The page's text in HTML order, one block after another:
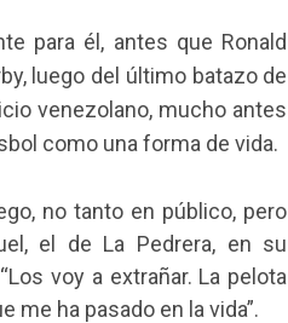
para él, antes que Ronald
luego del último batazo de
venezolano, mucho antes
como una forma de vida.
no tanto en público, pero
el de La Pedrera, en su
voy a extrañar. La pelota
me ha pasado en la vida”.